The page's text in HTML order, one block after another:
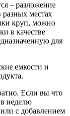
– разложение
разных местах
круп, можно
в качестве
для
емкости и
Если вы что
в неделю
с добавлением